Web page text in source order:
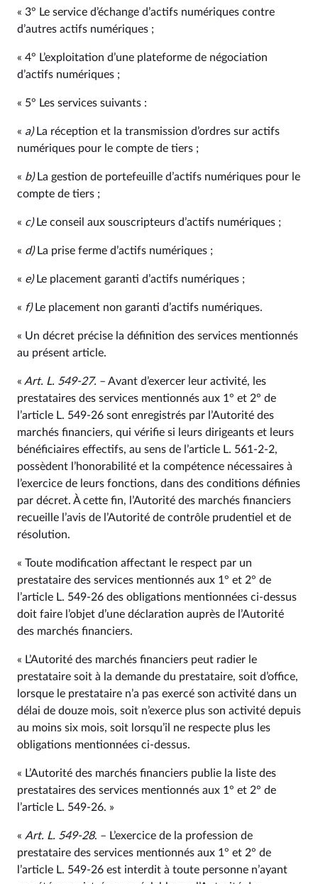
« 3° Le service d’échange d’actifs numériques contre
d’autres actifs numériques ;
« 4° L’exploitation d’une plateforme de négociation
d’actifs numériques ;
« 5° Les services suivants :
« a)La réception et la transmission d’ordres sur actifs
numériques pour le compte de tiers ;
« b)La gestion de portefeuille d’actifs numériques pour le
compte de tiers ;
« c)Le conseil aux souscripteurs d’actifs numériques ;
« d)La prise ferme d’actifs numériques ;
« e)Le placement garanti d’actifs numériques ;
« f)Le placement non garanti d’actifs numériques.
« Un décret précise la définition des services mentionnés
au présent article.
« Art. L. 549‑27. – Avant d’exercer leur activité, les
prestataires des services mentionnés aux 1° et 2° de
l’article L. 549‑26 sont enregistrés par l’Autorité des
marchés financiers, qui vérifie si leurs dirigeants et leurs
bénéficiaires effectifs, au sens de l’article L. 561‑2‑2,
possèdent l’honorabilité et la compétence nécessaires à
l’exercice de leurs fonctions, dans des conditions définies
par décret. À cette fin, l’Autorité des marchés financiers
recueille l’avis de l’Autorité de contrôle prudentiel et de
résolution.
« Toute modification affectant le respect par un
prestataire des services mentionnés aux 1° et 2° de
l’article L. 549‑26 des obligations mentionnées ci-dessus
doit faire l’objet d’une déclaration auprès de l’Autorité
des marchés financiers.
« L’Autorité des marchés financiers peut radier le
prestataire soit à la demande du prestataire, soit d’office,
lorsque le prestataire n’a pas exercé son activité dans un
délai de douze mois, soit n’exerce plus son activité depuis
au moins six mois, soit lorsqu’il ne respecte plus les
obligations mentionnées ci-dessus.
« L’Autorité des marchés financiers publie la liste des
prestataires des services mentionnés aux 1° et 2° de
l’article L. 549‑26. »
« Art. L. 549‑28. – L’exercice de la profession de
prestataire des services mentionnés aux 1° et 2° de
l’article L. 549‑26 est interdit à toute personne n’ayant